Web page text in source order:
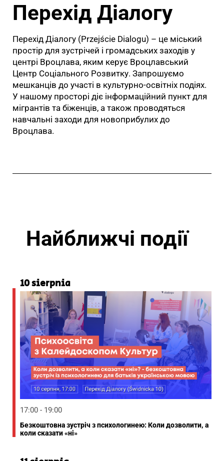
Перехід Діалогу
Перехід Діалогу (Przejście Dialogu) – це міський
простір для зустрічей і громадських заходів у
центрі Вроцлава, яким керує Вроцлавський
Центр Соціального Розвитку. Запрошуємо
мешканців до участі в культурно-освітніх подіях.
У нашому просторі діє інформаційний пункт для
мігрантів та біженців, а також проводяться
навчальні заходи для новоприбулих до
Вроцлава.
Найближчі події
10 sierpnia
17:00 - 19:00
Безкоштовна зустріч з психологинею: Коли дозволити, а
коли сказати «ні»